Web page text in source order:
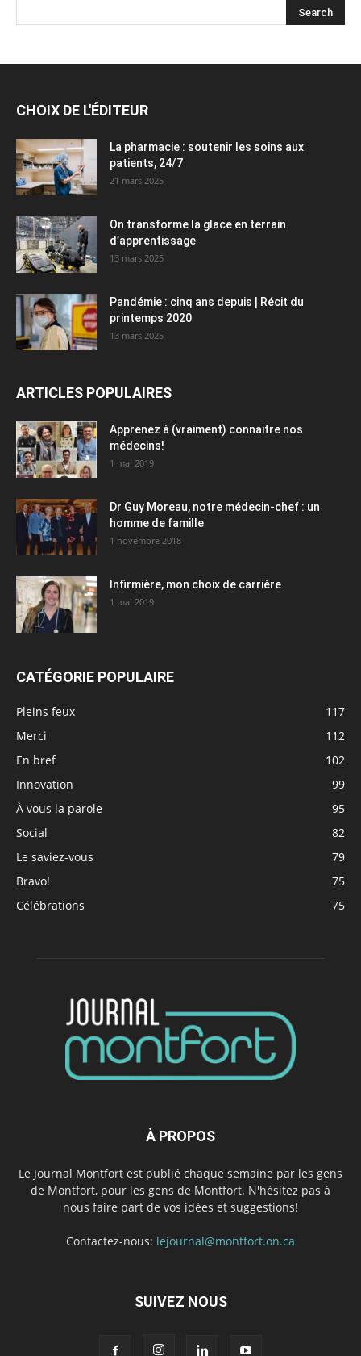
CHOIX DE L'ÉDITEUR
La pharmacie : soutenir les soins aux
patients, 24/7
21 mars 2025
On transforme la glace en terrain
d’apprentissage
13 mars 2025
Pandémie : cinq ans depuis | Récit du
printemps 2020
13 mars 2025
ARTICLES POPULAIRES
Apprenez à (vraiment) connaitre nos
médecins!
1 mai 2019
Dr Guy Moreau, notre médecin-chef : un
homme de famille
1 novembre 2018
Infirmière, mon choix de carrière
1 mai 2019
CATÉGORIE POPULAIRE
Pleins feux
117
Merci
112
En bref
102
Innovation
99
À vous la parole
95
Social
82
Le saviez-vous
79
Bravo!
75
Célébrations
75
À PROPOS
Le Journal Montfort est publié chaque semaine par les gens
de Montfort, pour les gens de Montfort. N'hésitez pas à
nous faire part de vos idées et suggestions!
Contactez-nous: lejournal@montfort.on.ca
SUIVEZ NOUS